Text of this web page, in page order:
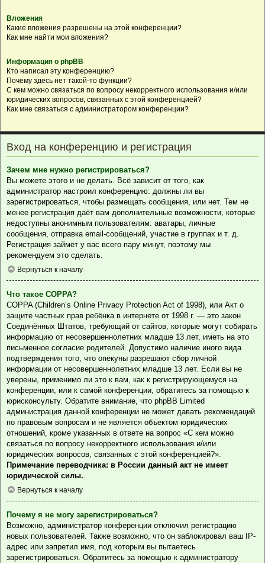
Вложения
Какие вложения разрешены на этой конференции?
Как мне найти мои вложения?
Информация о phpBB
Кто написал эту конференцию?
Почему здесь нет такой-то функции?
С кем можно связаться по вопросу некорректного использования и/или
юридических вопросов, связанных с этой конференцией?
Как мне связаться с администратором конференции?
Вход на конференцию и регистрация
Зачем мне нужно регистрироваться?
Вы можете этого и не делать. Всё зависит от того, как
администратор настроил конференцию: должны ли вы
зарегистрироваться, чтобы размещать сообщения, или нет. Тем не
менее регистрация даёт вам дополнительные возможности, которые
недоступны анонимным пользователям: аватары, личные
сообщения, отправка email-сообщений, участие в группах и т. д.
Регистрация займёт у вас всего пару минут, поэтому мы
рекомендуем это сделать.
Вернуться к началу
Что такое COPPA?
COPPA (Children’s Online Privacy Protection Act of 1998), или Акт о
защите частных прав ребёнка в интернете от 1998 г. — это закон
Соединённых Штатов, требующий от сайтов, которые могут собирать
информацию от несовершеннолетних младше 13 лет, иметь на это
письменное согласие родителей. Допустимо наличие иного вида
подтверждения того, что опекуны разрешают сбор личной
информации от несовершеннолетних младше 13 лет. Если вы не
уверены, применимо ли это к вам, как к регистрирующемуся на
конференции, или к самой конференции, обратитесь за помощью к
юрисконсульту. Обратите внимание, что phpBB Limited
администрация данной конференции не может давать рекомендаций
по правовым вопросам и не является объектом юридических
отношений, кроме указанных в ответе на вопрос «С кем можно
связаться по вопросу некорректного использования и/или
юридических вопросов, связанных с этой конференцией?».
Примечание переводчика: в России данный акт не имеет
юридической силы..
Вернуться к началу
Почему я не могу зарегистрироваться?
Возможно, администратор конференции отключил регистрацию
новых пользователей. Также возможно, что он заблокировал ваш IP-
адрес или запретил имя, под которым вы пытаетесь
зарегистрироваться. Обратитесь за помощью к администратору